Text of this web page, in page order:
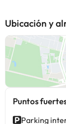
Ubicación y
Puntos
Parking